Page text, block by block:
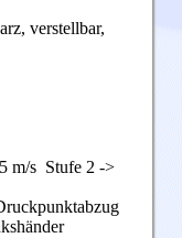
verstellbar,
m/s Stufe 2 ->